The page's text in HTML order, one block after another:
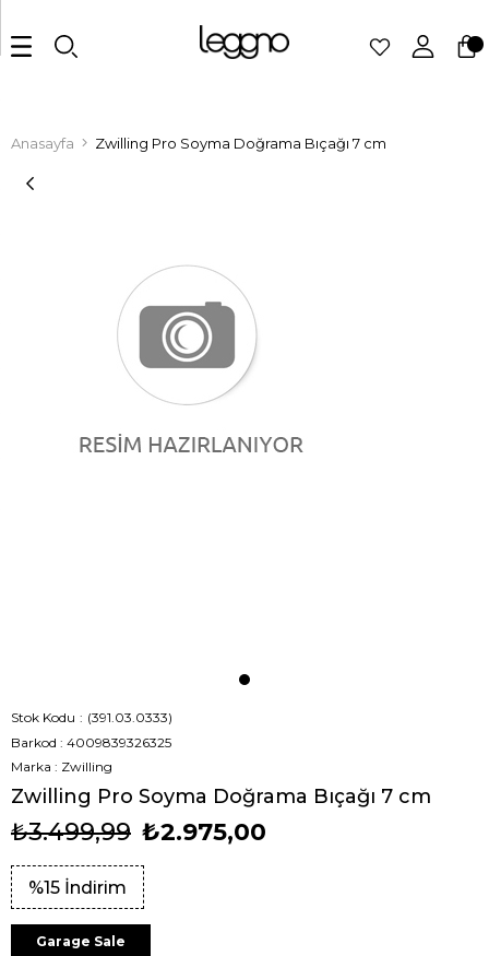
Anasayfa Zwilling Pro Soyma Doğrama Bıçağı 7 cm
Stok Kodu
(391.03.0333)
Barkod : 4009839326325
Marka : Zwilling
Zwilling Pro Soyma Doğrama Bıçağı 7 cm
%15 İndirim
₺3.499,99 ₺2.975,00
Garage Sale